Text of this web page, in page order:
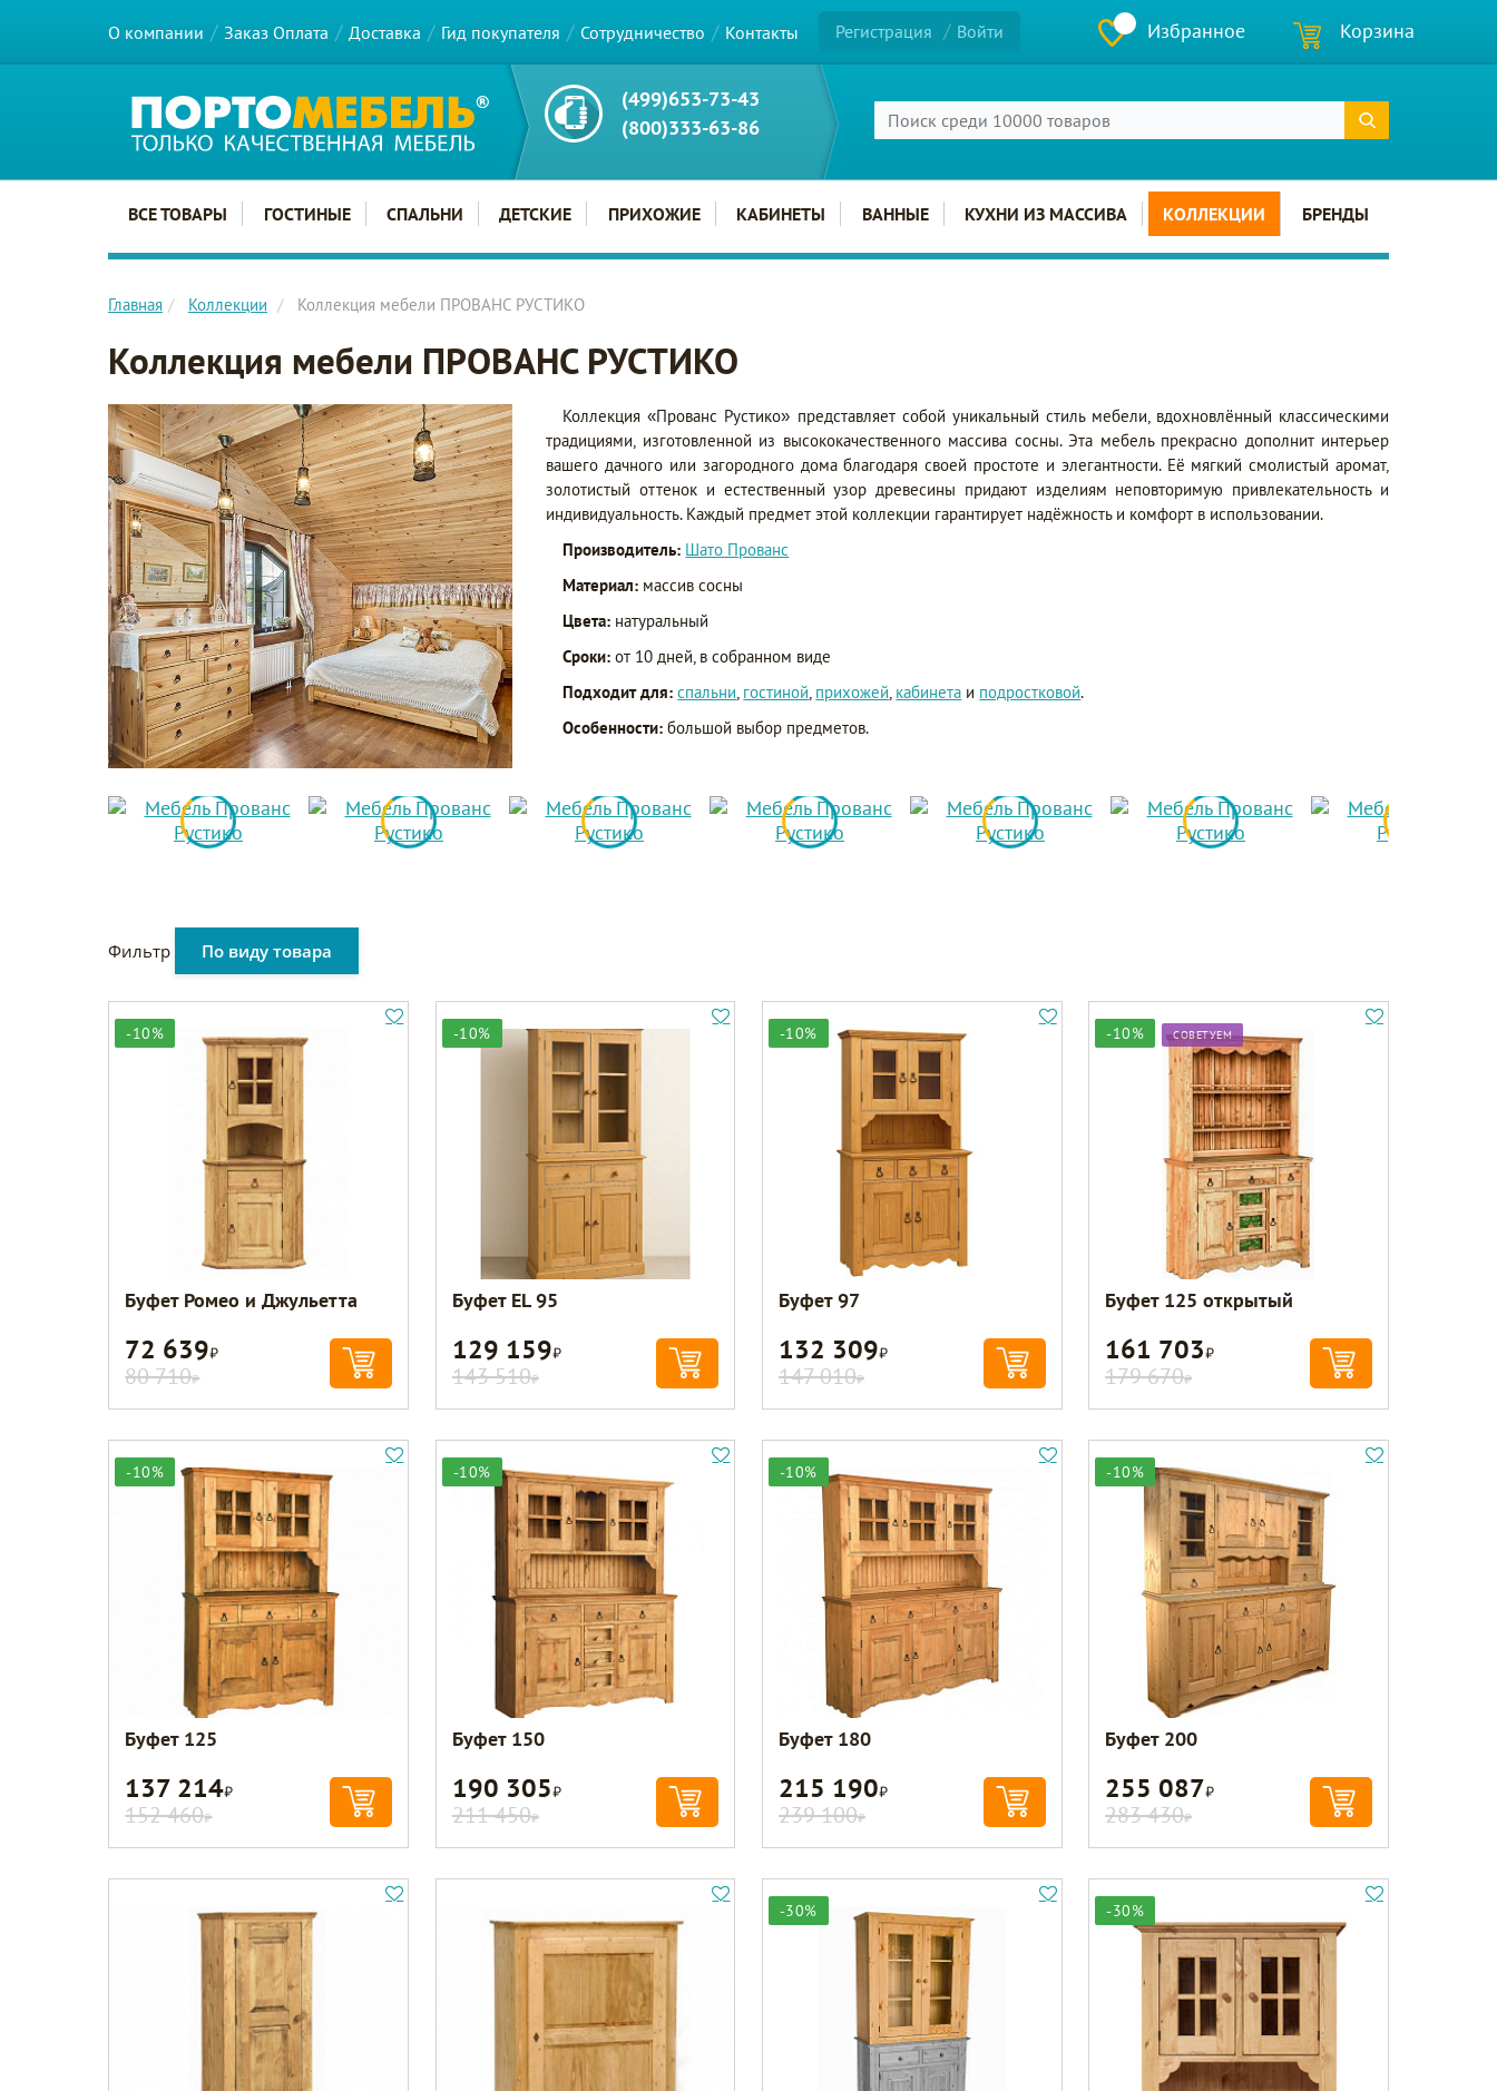
О компании Заказ Оплата Доставка Гид покупателя Сотрудничество Контакты Регистрация Войти Избранное Корзина
(499)653-73-43
(800)333-63-86
Главное меню сайта
ВСЕ ТОВАРЫ ГОСТИНЫЕ СПАЛЬНИ ДЕТСКИЕ ПРИХОЖИЕ КАБИНЕТЫ ВАННЫЕ КУХНИ ИЗ МАССИВА КОЛЛЕКЦИИ БРЕНДЫ
Главная Коллекции Коллекция мебели ПРОВАНС РУСТИКО
Коллекция мебели ПРОВАНС РУСТИКО
Коллекция «Прованс Рустико» представляет собой уникальный стиль мебели, вдохновлённый классическими
традициями, изготовленной из высококачественного массива сосны. Эта мебель прекрасно дополнит интерьер
вашего дачного или загородного дома благодаря своей простоте и элегантности. Её мягкий смолистый аромат,
золотистый оттенок и естественный узор древесины придают изделиям неповторимую привлекательность и
индивидуальность. Каждый предмет этой коллекции гарантирует надёжность и комфорт в использовании.
Производитель: Шато Прованс
Материал: массив сосны
Цвета: натуральный
Сроки: от 10 дней, в собранном виде
Подходит для: спальни, гостиной, прихожей, кабинета и подростковой.
Особенности: большой выбор предметов.
Фильтр По виду товара
-10%
Буфет Ромео и Джульетта
72 639Р
80 710Р
-10%
Буфет EL 95
129 159Р
143 510Р
-10%
Буфет 97
132 309Р
147 010Р
-10% СОВЕТУЕМ
Буфет 125 открытый
161 703Р
179 670Р
-10%
Буфет 125
137 214Р
152 460Р
-10%
Буфет 150
190 305Р
211 450Р
-10%
Буфет 180
215 190Р
239 100Р
-10%
Буфет 200
255 087Р
283 430Р
-30% -30%